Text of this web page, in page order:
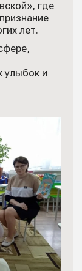
где
лет.
улыбок и